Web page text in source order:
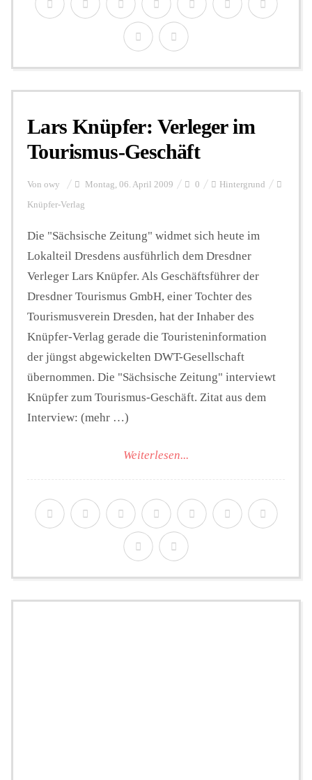
Lars Knüpfer: Verleger im
Tourismus-Geschäft
Von owy Montag, 06. April 2009 0 Hintergrund
Knüpfer-Verlag
Die "Sächsische Zeitung" widmet sich heute im
Lokalteil Dresdens ausführlich dem Dresdner
Verleger Lars Knüpfer. Als Geschäftsführer der
Dresdner Tourismus GmbH, einer Tochter des
Tourismusverein Dresden, hat der Inhaber des
Knüpfer-Verlag gerade die Touristeninformation
der jüngst abgewickelten DWT-Gesellschaft
übernommen. Die "Sächsische Zeitung" interviewt
Knüpfer zum Tourismus-Geschäft. Zitat aus dem
Interview: (mehr …)
Weiterlesen...